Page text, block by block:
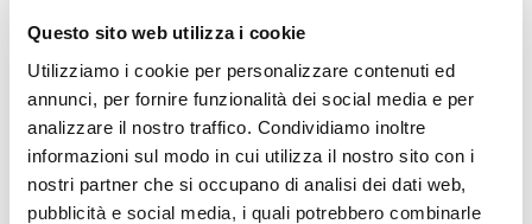
Questo sito web utilizza i cookie
Utilizziamo i cookie per personalizzare contenuti ed
annunci, per fornire funzionalità dei social media e per
analizzare il nostro traffico. Condividiamo inoltre
informazioni sul modo in cui utilizza il nostro sito con i
nostri partner che si occupano di analisi dei dati web,
pubblicità e social media, i quali potrebbero combinarle
€ 60,00 € 61,00